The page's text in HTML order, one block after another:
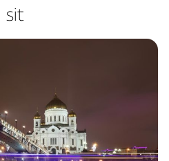
sit